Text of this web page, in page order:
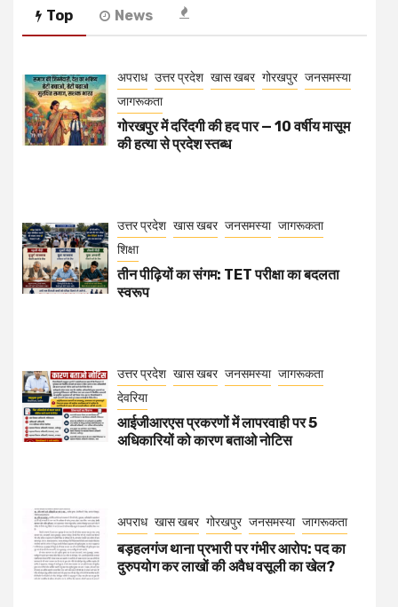
Top News
अपराध उत्तर प्रदेश खास खबर गोरखपुर जनसमस्या
जागरूकता
गोरखपुर में दरिंदगी की हद पार — 10 वर्षीय मासूम
की हत्या से प्रदेश स्तब्ध
उत्तर प्रदेश खास खबर जनसमस्या जागरूकता
शिक्षा
तीन पीढ़ियों का संगम: TET परीक्षा का बदलता
स्वरूप
उत्तर प्रदेश खास खबर जनसमस्या जागरूकता
देवरिया
आईजीआरएस प्रकरणों में लापरवाही पर 5
अधिकारियों को कारण बताओ नोटिस
अपराध खास खबर गोरखपुर जनसमस्या जागरूकता
बड़हलगंज थाना प्रभारी पर गंभीर आरोप: पद का
दुरुपयोग कर लाखों की अवैध वसूली का खेल?